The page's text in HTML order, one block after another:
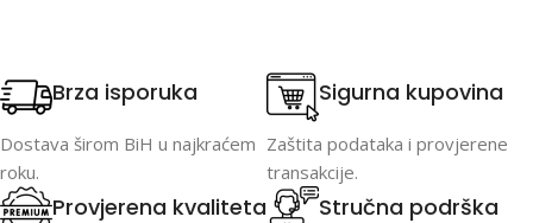
Brza isporuka
Dostava širom BiH u najkraćem
roku.
Sigurna kupovina
Zaštita podataka i provjerene
transakcije.
Provjerena kvaliteta Stručna podrška